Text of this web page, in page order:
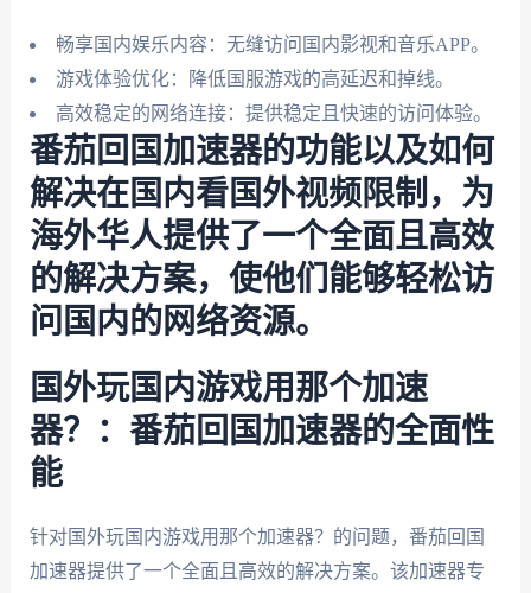
畅享国内娱乐内容：无缝访问国内影视和音乐APP。
游戏体验优化：降低国服游戏的高延迟和掉线。
高效稳定的网络连接：提供稳定且快速的访问体验。
番茄回国加速器的功能以及如何
解决在国内看国外视频限制，为
海外华人提供了一个全面且高效
的解决方案，使他们能够轻松访
问国内的网络资源。
国外玩国内游戏用那个加速
器？：番茄回国加速器的全面性
能
针对国外玩国内游戏用那个加速器？的问题，番茄回国
加速器提供了一个全面且高效的解决方案。该加速器专